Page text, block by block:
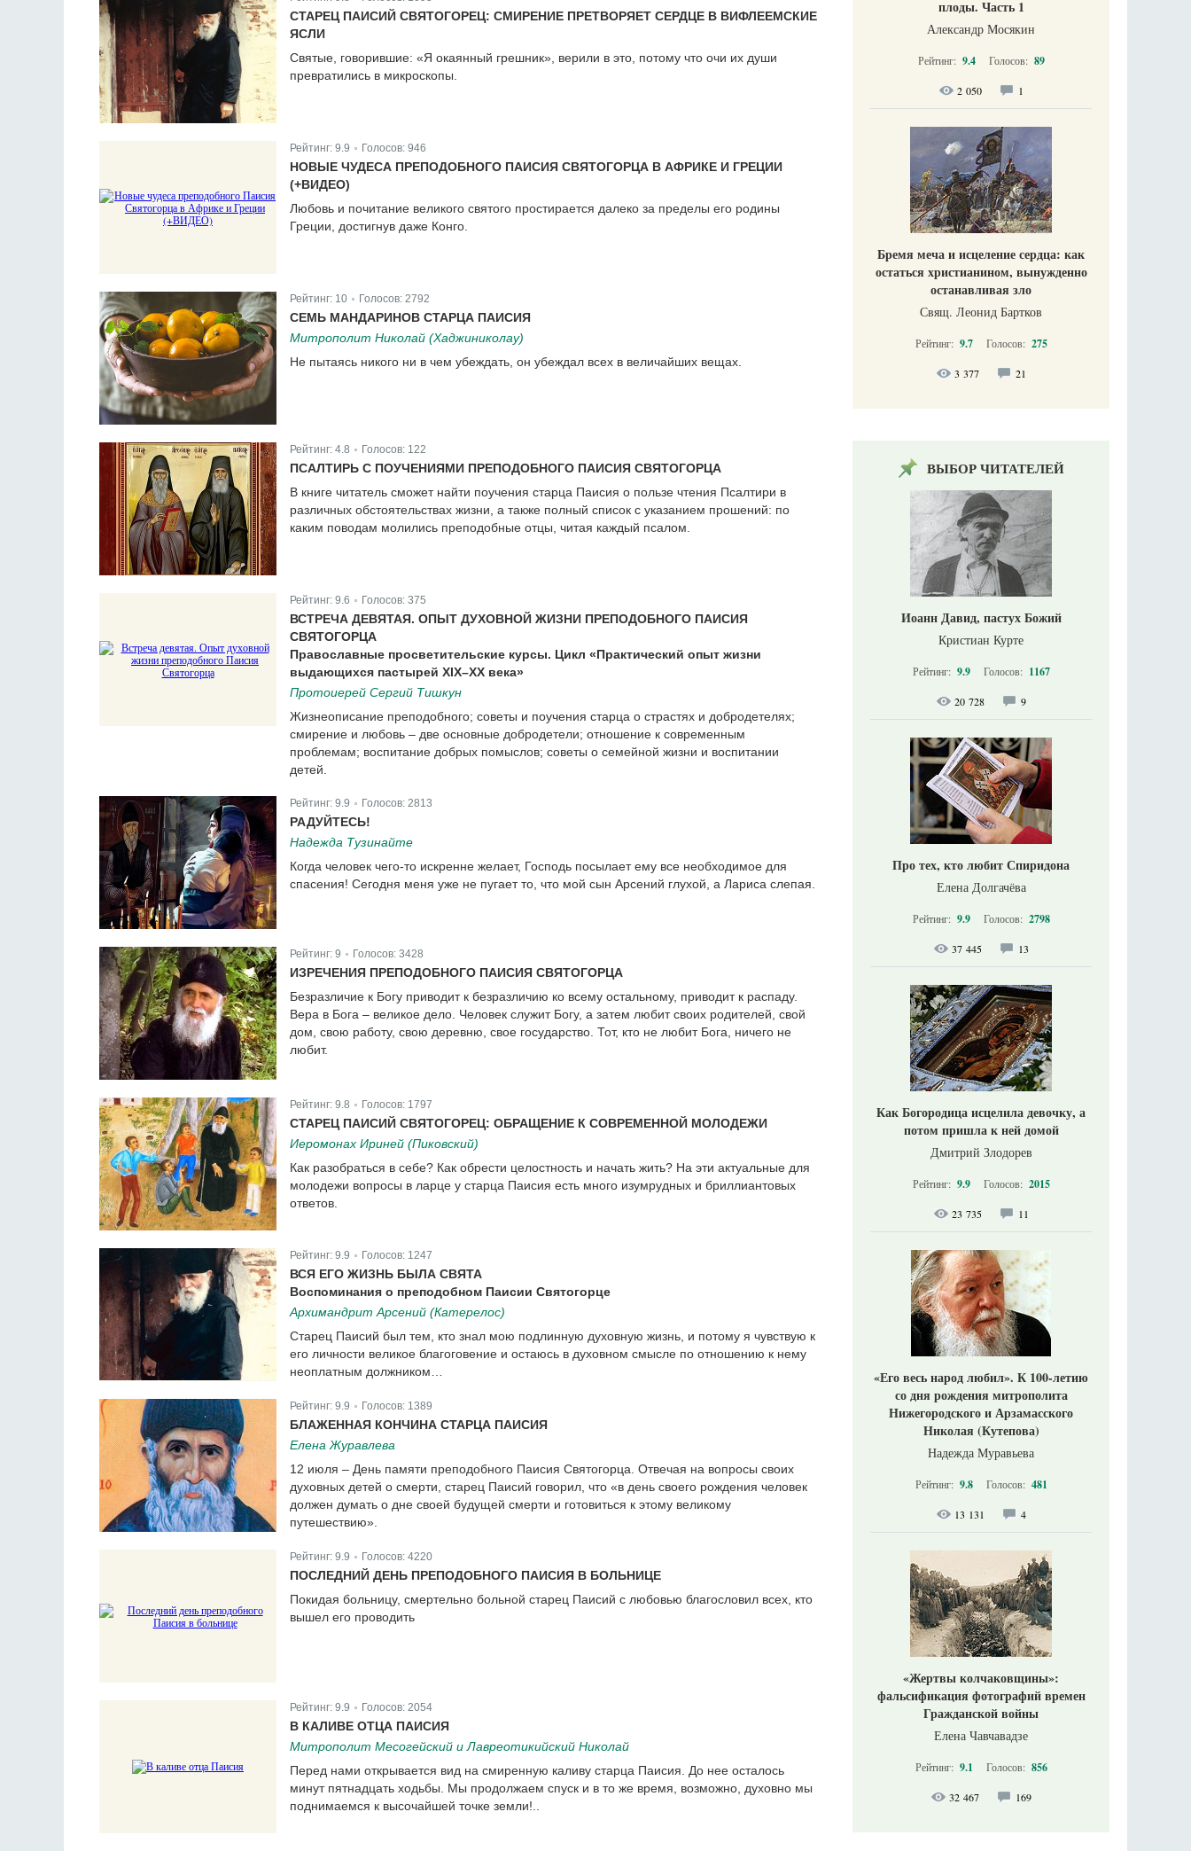
СТАРЕЦ ПАИСИЙ СВЯТОГОРЕЦ: СМИРЕНИЕ ПРЕТВОРЯЕТ СЕРДЦЕ В ВИФЛЕЕМСКИЕ
ЯСЛИ
Святые, говорившие: «Я окаянный грешник», верили в это, потому что очи их души
превратились в микроскопы.
Рейтинг: 9.9 Голосов: 946
НОВЫЕ ЧУДЕСА ПРЕПОДОБНОГО ПАИСИЯ СВЯТОГОРЦА В АФРИКЕ И ГРЕЦИИ
(+ВИДЕО)
Любовь и почитание великого святого простирается далеко за пределы его родины
Греции, достигнув даже Конго.
Рейтинг: 10 Голосов: 2792
СЕМЬ МАНДАРИНОВ СТАРЦА ПАИСИЯ
Митрополит Николай (Хаджиниколау)
Не пытаясь никого ни в чем убеждать, он убеждал всех в величайших вещах.
Рейтинг: 4.8 Голосов: 122
ПСАЛТИРЬ С ПОУЧЕНИЯМИ ПРЕПОДОБНОГО ПАИСИЯ СВЯТОГОРЦА
В книге читатель сможет найти поучения старца Паисия о пользе чтения Псалтири в
различных обстоятельствах жизни, а также полный список с указанием прошений: по
каким поводам молились преподобные отцы, читая каждый псалом.
Рейтинг: 9.6 Голосов: 375
ВСТРЕЧА ДЕВЯТАЯ. ОПЫТ ДУХОВНОЙ ЖИЗНИ ПРЕПОДОБНОГО ПАИСИЯ
СВЯТОГОРЦА
Православные просветительские курсы. Цикл «Практический опыт жизни
выдающихся пастырей XIX–XX века»
Протоиерей Сергий Тишкун
Жизнеописание преподобного; советы и поучения старца о страстях и добродетелях;
смирение и любовь – две основные добродетели; отношение к современным
проблемам; воспитание добрых помыслов; советы о семейной жизни и воспитании
детей.
Рейтинг: 9.9 Голосов: 2813
РАДУЙТЕСЬ!
Надежда Тузинайте
Когда человек чего-то искренне желает, Господь посылает ему все необходимое для
спасения! Сегодня меня уже не пугает то, что мой сын Арсений глухой, а Лариса слепая.
Рейтинг: 9 Голосов: 3428
ИЗРЕЧЕНИЯ ПРЕПОДОБНОГО ПАИСИЯ СВЯТОГОРЦА
Безразличие к Богу приводит к безразличию ко всему остальному, приводит к распаду.
Вера в Бога – великое дело. Человек служит Богу, а затем любит своих родителей, свой
дом, свою работу, свою деревню, свое государство. Тот, кто не любит Бога, ничего не
любит.
Рейтинг: 9.8 Голосов: 1797
СТАРЕЦ ПАИСИЙ СВЯТОГОРЕЦ: ОБРАЩЕНИЕ К СОВРЕМЕННОЙ МОЛОДЕЖИ
Иеромонах Ириней (Пиковский)
Как разобраться в себе? Как обрести целостность и начать жить? На эти актуальные для
молодежи вопросы в ларце у старца Паисия есть много изумрудных и бриллиантовых
ответов.
Рейтинг: 9.9 Голосов: 1247
ВСЯ ЕГО ЖИЗНЬ БЫЛА СВЯТА
Воспоминания о преподобном Паисии Святогорце
Архимандрит Арсений (Катерелос)
Старец Паисий был тем, кто знал мою подлинную духовную жизнь, и потому я чувствую к
его личности великое благоговение и остаюсь в духовном смысле по отношению к нему
неоплатным должником…
Рейтинг: 9.9 Голосов: 1389
БЛАЖЕННАЯ КОНЧИНА СТАРЦА ПАИСИЯ
Елена Журавлева
12 июля – День памяти преподобного Паисия Святогорца. Отвечая на вопросы своих
духовных детей о смерти, старец Паисий говорил, что «в день своего рождения человек
должен думать о дне своей будущей смерти и готовиться к этому великому
путешествию».
Рейтинг: 9.9 Голосов: 4220
ПОСЛЕДНИЙ ДЕНЬ ПРЕПОДОБНОГО ПАИСИЯ В БОЛЬНИЦЕ
Покидая больницу, смертельно больной старец Паисий с любовью благословил всех, кто
вышел его проводить
Рейтинг: 9.9 Голосов: 2054
В КАЛИВЕ ОТЦА ПАИСИЯ
Митрополит Месогейский и Лавреотикийский Николай
Перед нами открывается вид на смиренную каливу старца Паисия. До нее осталось
минут пятнадцать ходьбы. Мы продолжаем спуск и в то же время, возможно, духовно мы
поднимаемся к высочайшей точке земли!..
плоды. Часть 1
Александр Мосякин
Рейтинг: 9.4 Голосов: 89
2 050 1
Бремя меча и исцеление сердца: как
остаться христианином, вынужденно
останавливая зло
Свящ. Леонид Бартков
Рейтинг: 9.7 Голосов: 275
3 377 21
ВЫБОР ЧИТАТЕЛЕЙ
Иоанн Давид, пастух Божий
Кристиан Курте
Рейтинг: 9.9 Голосов: 1167
20 728 9
Про тех, кто любит Спиридона
Елена Долгачёва
Рейтинг: 9.9 Голосов: 2798
37 445 13
Как Богородица исцелила девочку, а
потом пришла к ней домой
Дмитрий Злодорев
Рейтинг: 9.9 Голосов: 2015
23 735 11
«Его весь народ любил». К 100-летию
со дня рождения митрополита
Нижегородского и Арзамасского
Николая (Кутепова)
Надежда Муравьева
Рейтинг: 9.8 Голосов: 481
13 131 4
«Жертвы колчаковщины»:
фальсификация фотографий времен
Гражданской войны
Елена Чавчавадзе
Рейтинг: 9.1 Голосов: 856
32 467 169